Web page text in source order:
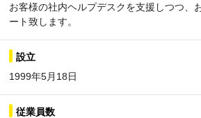
お客様の社内ヘルプデスクを支援しつつ、
ート致します。
設立
1999年5月18日
従業員数